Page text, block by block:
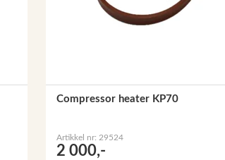
Compressor heater KP70
Artikkel nr: 29524
2 000,-